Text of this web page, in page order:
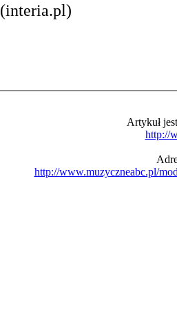
(interia.pl)
Artykuł
http://
http://www.muzyczneabc.pl/